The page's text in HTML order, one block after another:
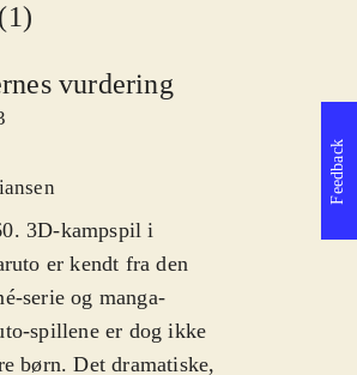
vurdering
3D-kampspil i
er kendt fra den
serie og manga-
spillene er dog ikke
børn. Det dramatiske,
Feedback